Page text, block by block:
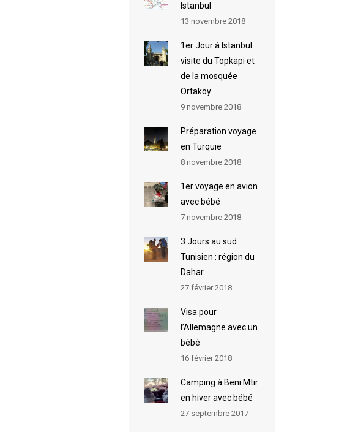
Istanbul
13 novembre 2018
1er Jour à Istanbul
visite du Topkapi et
de la mosquée
Ortaköy
9 novembre 2018
Préparation voyage
en Turquie
8 novembre 2018
1er voyage en avion
avec bébé
7 novembre 2018
3 Jours au sud
Tunisien : région du
Dahar
27 février 2018
Visa pour
l’Allemagne avec un
bébé
16 février 2018
Camping à Beni Mtir
en hiver avec bébé
27 septembre 2017